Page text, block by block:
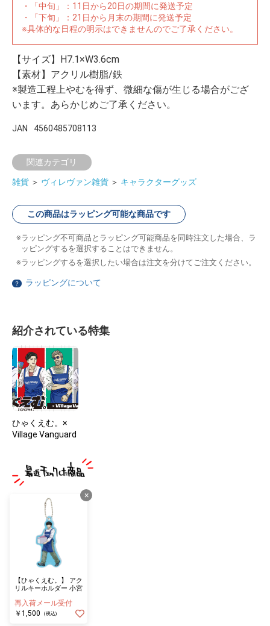
・「中旬」：11日から20日の期間に発送予定
・「下旬」：21日から月末の期間に発送予定
※具体的な日程の明示はできませんのでご了承ください。
【サイズ】H7.1×W3.6cm
【素材】アクリル樹脂/鉄
※製造工程上やむを得ず、微細な傷が生じる場合がござ
います。あらかじめご了承ください。
JAN 4560485708113
関連カテゴリ
雑貨 ＞ ヴィレヴァン雑貨 ＞ キャラクターグッズ
この商品はラッピング可能な商品です
ラッピング不可商品とラッピング可能商品を同時注文した場合、ラ
ッピングするを選択することはできません。
ラッピングするを選択したい場合は注文を分けてご注文ください。
？ ラッピングについて
紹介されている特集
ひゃくえむ。×
Village Vanguard
×
【ひゃくえむ。】 アク
リルキーホルダー 小宮
再入荷メール受付
￥1,500
(税込)
イラストレ
ーター
アダルトグ
ッズ